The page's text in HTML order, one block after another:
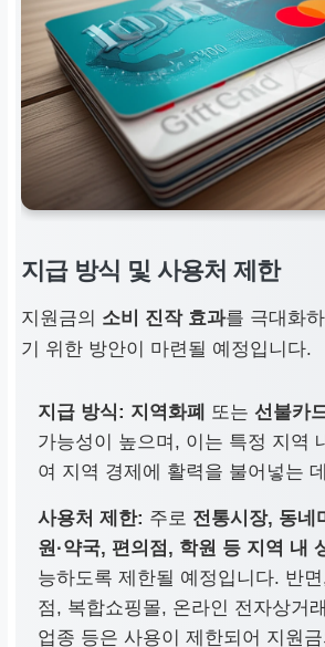
지급 방식 및 사용처 제한
지원금의 소비 진작 효과를 극대화
기 위한 방안이 마련될 예정입니다.
지급 방식: 지역화폐 또는 선불카
가능성이 높으며, 이는 특정 지역
여 지역 경제에 활력을 불어넣는
사용처 제한: 주로 전통시장, 동네
원·약국, 편의점, 학원 등 지역 내
능하도록 제한될 예정입니다. 반
점, 복합쇼핑몰, 온라인 전자상거
업종 등은 사용이 제한되어 지원